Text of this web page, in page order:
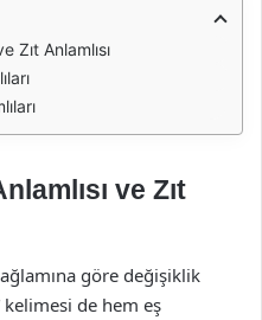
Zıt Anlamlısı
ve Zıt
göre değişiklik
kelimesi de hem eş